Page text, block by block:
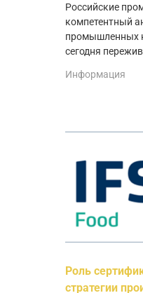
Российские
компетентный
промышленных
сегодня
Информация
Роль
стратегии